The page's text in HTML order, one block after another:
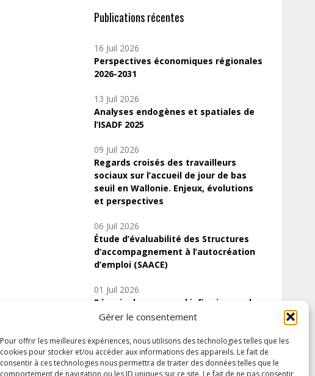
Gérer le consentement
Pour offrir les meilleures expériences, nous utilisons des technologies telles que les
cookies pour stocker et/ou accéder aux informations des appareils. Le fait de
consentir à ces technologies nous permettra de traiter des données telles que le
comportement de navigation ou les ID uniques sur ce site. Le fait de ne pas consentir
Publications récentes
16 Juil 2026
Perspectives économiques régionales
2026-2031
13 Juil 2026
Analyses endogènes et spatiales de
l’ISADF 2025
09 Juil 2026
Regards croisés des travailleurs
sociaux sur l’accueil de jour de bas
seuil en Wallonie. Enjeux, évolutions
et perspectives
06 Juil 2026
Étude d’évaluabilité des Structures
d’accompagnement à l’autocréation
d’emploi (SAACE)
01 Juil 2026
Pénurie du personnel infirmier :quels
indicateurs d’offre de soins pour